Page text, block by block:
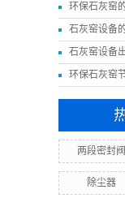
环保石灰窑
石灰窑设备
石灰窑设备
环保石灰窑
两段密封阀
除尘器